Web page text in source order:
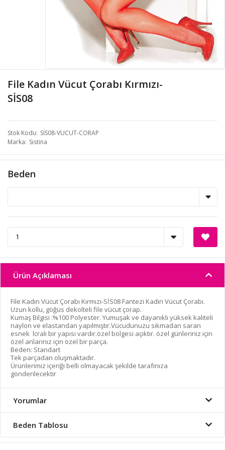
File Kadın Vücut Çorabı Kırmızı-
SİS08
Stok Kodu SİS08-VUCUT-CORAP
Marka Sistina
Beden
Ürün Açıklaması
File Kadın Vücut Çorabı Kırmızı-SİS08 Fantezi Kadın Vücut Çorabı.
Uzun kollu, göğüs dekolteli file vücut çorap.
Kumaş Bilgisi :%100 Polyester. Yumuşak ve dayanıklı yüksek kaliteli
naylon ve elastandan yapılmıştır.Vücudunuzu sıkmadan saran
esnek lcralı bir yapısı vardır.özel bölgesi açıktır. özel günleriniz için
özel anlarınız için özel bir parça.
Beden: Standart
Tek parçadan oluşmaktadır.
Ürünlerimiz içeriği belli olmayacak şekilde tarafınıza
gönderilecektir
Yorumlar
Beden Tablosu